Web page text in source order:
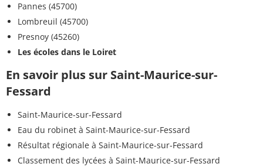
Pannes (45700)
Lombreuil (45700)
Presnoy (45260)
Les écoles dans le Loiret
En savoir plus sur Saint-Maurice-sur-
Fessard
Saint-Maurice-sur-Fessard
Eau du robinet à Saint-Maurice-sur-Fessard
Résultat régionale à Saint-Maurice-sur-Fessard
Classement des lycées à Saint-Maurice-sur-Fessard